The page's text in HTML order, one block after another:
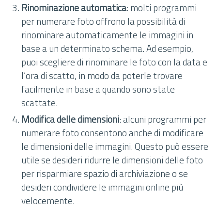
Rinominazione automatica: molti programmi
per numerare foto offrono la possibilità di
rinominare automaticamente le immagini in
base a un determinato schema. Ad esempio,
puoi scegliere di rinominare le foto con la data e
l’ora di scatto, in modo da poterle trovare
facilmente in base a quando sono state
scattate.
Modifica delle dimensioni: alcuni programmi per
numerare foto consentono anche di modificare
le dimensioni delle immagini. Questo può essere
utile se desideri ridurre le dimensioni delle foto
per risparmiare spazio di archiviazione o se
desideri condividere le immagini online più
velocemente.